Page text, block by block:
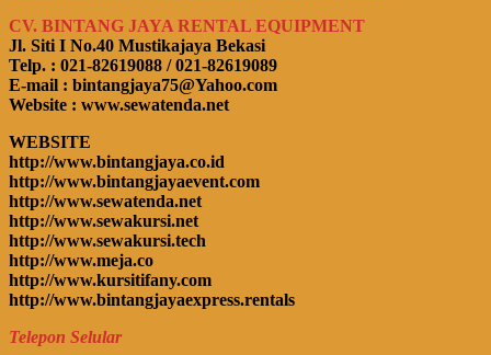
CV. BINTANG JAYA RENTAL EQUIPMENT
Jl. Siti I No.40 Mustikajaya Bekasi
Telp. : 021-82619088 / 021-82619089
E-mail : bintangjaya75@Yahoo.com
Website : www.sewatenda.net
WEBSITE
http://www.bintangjaya.co.id
http://www.bintangjayaevent.com
http://www.sewatenda.net
http://www.sewakursi.net
http://www.sewakursi.tech
http://www.meja.co
http://www.kursitifany.com
http://www.bintangjayaexpress.rentals
Telepon Selular